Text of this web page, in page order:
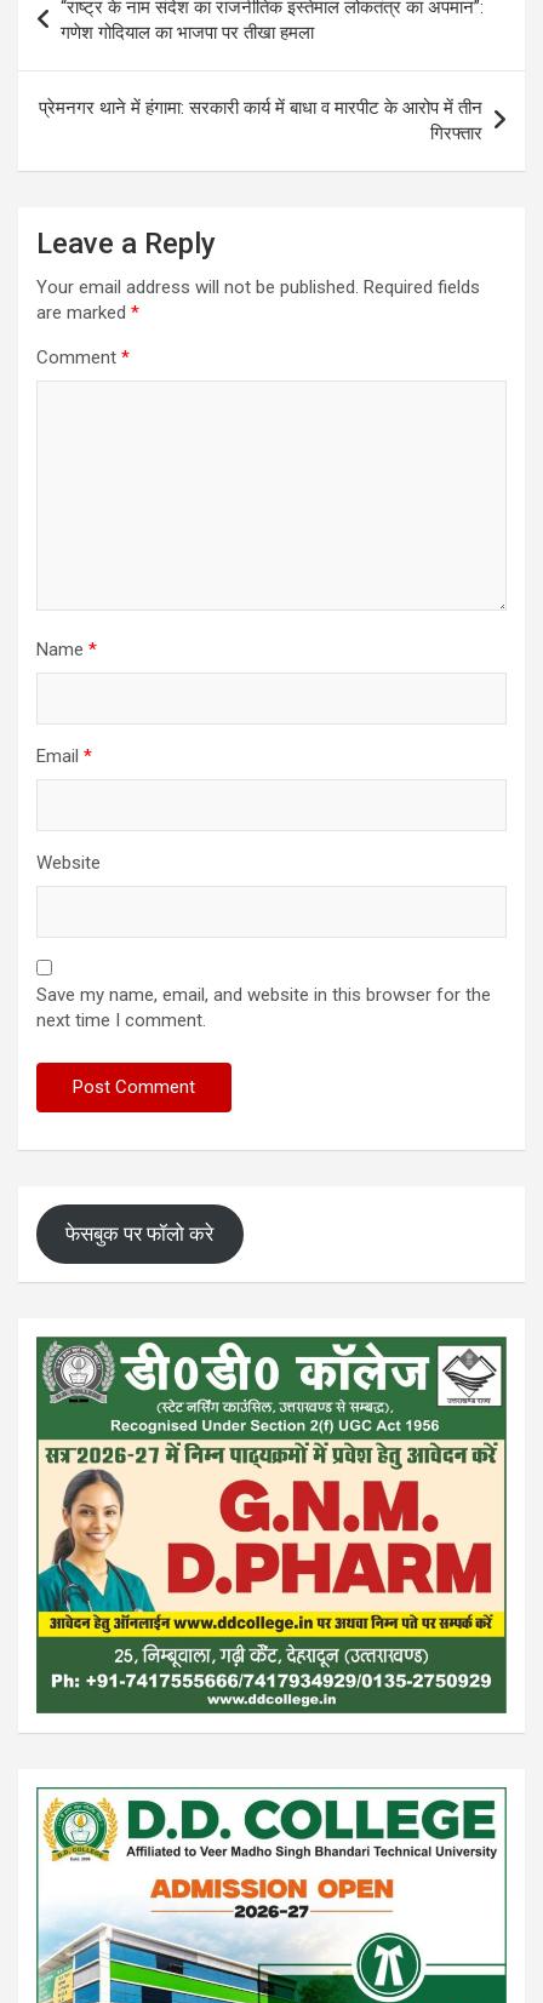
navigation
“राष्ट्र के नाम संदेश का राजनीतिक इस्तेमाल लोकतंत्र का अपमान”:
गणेश गोदियाल का भाजपा पर तीखा हमला
प्रेमनगर थाने में हंगामा: सरकारी कार्य में बाधा व मारपीट के आरोप में तीन
गिरफ्तार
Leave a Reply
Your email address will not be published. Required fields
are marked *
Comment *
Name *
Email *
Website
Save my name, email, and website in this browser for the
next time I comment.
फेसबुक पर फॉलो करे